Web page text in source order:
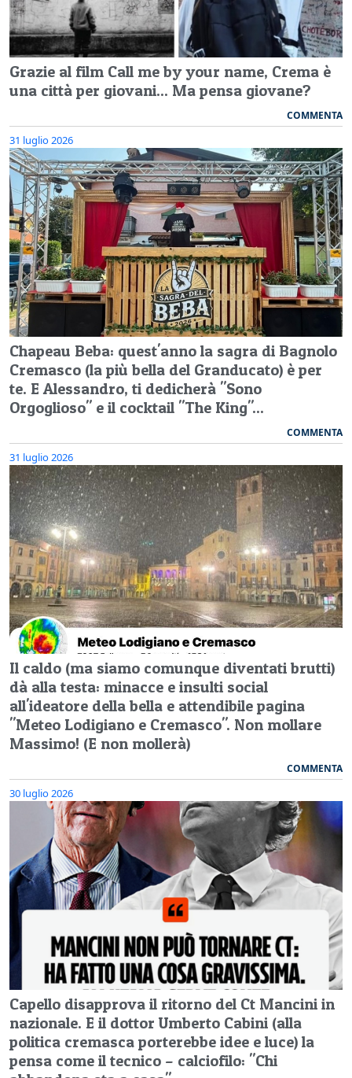
Grazie al film Call me by your name, Crema è
una città per giovani... Ma pensa giovane?
COMMENTA
31 luglio 2026
Chapeau Beba: quest'anno la sagra di Bagnolo
Cremasco (la più bella del Granducato) è per
te. E Alessandro, ti dedicherà "Sono
Orgoglioso" e il cocktail "The King"...
COMMENTA
31 luglio 2026
Il caldo (ma siamo comunque diventati brutti)
dà alla testa: minacce e insulti social
all'ideatore della bella e attendibile pagina
"Meteo Lodigiano e Cremasco". Non mollare
Massimo! (E non mollerà)
COMMENTA
30 luglio 2026
Capello disapprova il ritorno del Ct Mancini in
nazionale. E il dottor Umberto Cabini (alla
politica cremasca porterebbe idee e luce) la
pensa come il tecnico – calciofilo: "Chi